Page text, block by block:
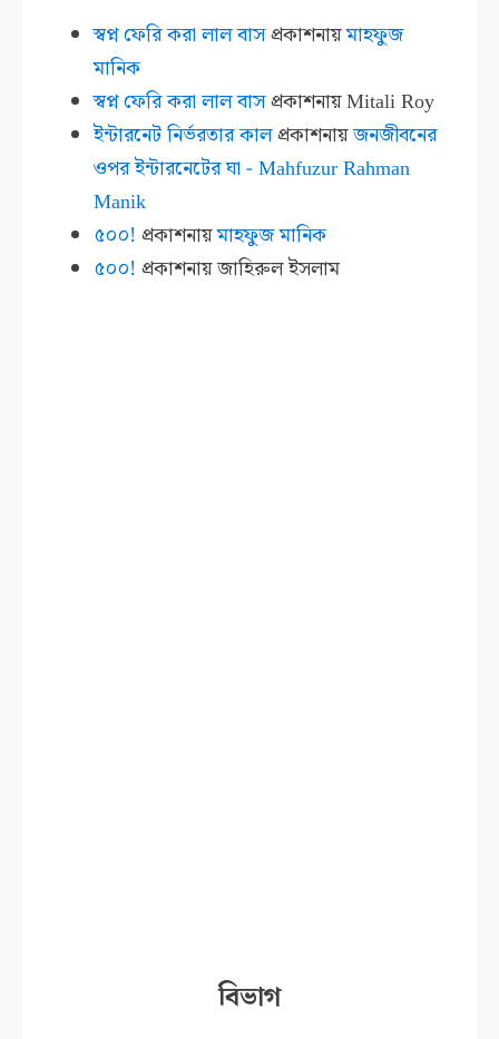
স্বপ্ন ফেরি করা লাল বাসপ্রকাশনায়মাহফুজ
মানিক
স্বপ্ন ফেরি করা লাল বাসপ্রকাশনায়Mitali Roy
ইন্টারনেট নির্ভরতার কালপ্রকাশনায়জনজীবনের
ওপর ইন্টারনেটের ঘা - Mahfuzur Rahman
Manik
৫০০! প্রকাশনায়মাহফুজ মানিক
৫০০! প্রকাশনায়জাহিরুল ইসলাম
বিভাগ